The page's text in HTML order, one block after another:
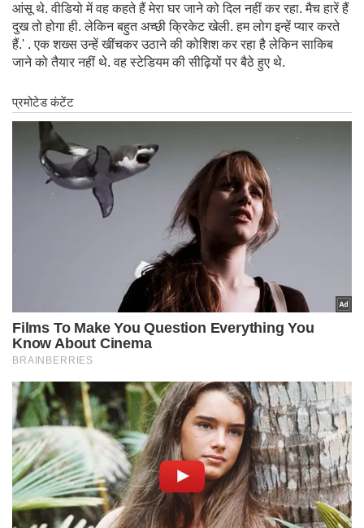
आंसू थे. वीडियो में वह कहते हैं मेरा घर जाने को दिल नहीं कर रहा. मैच हारें हैं
दुख तो होगा ही. लेकिन बहुत अच्छी क्रिकेट खेली. हम लोग इन्हें प्यार करते
हैं.' . एक शख्स उन्हें खींचकर उठाने की कोशिश कर रहा है लेकिन साकिब
जाने को तैयार नहीं थे. वह स्टेडियम की सीढ़ियों पर बैठे हुए थे.